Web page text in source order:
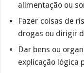
alimentação ou
Fazer coisas de
drogas ou dirigir
Dar bens ou
explicação lógica